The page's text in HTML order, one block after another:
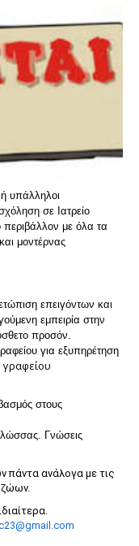
ή υπάλληλοι
σε Ιατρείο
με όλα τα
μοντέρνας
επειγόντων και
εμπειρία στην
προσόν.
για εξυπηρέτηση
γραφείου
στους
Γνώσεις
ανάλογα με τις
ζώων.